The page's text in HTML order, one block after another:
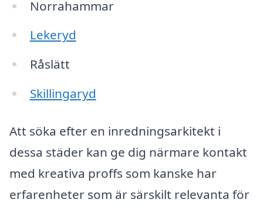
Norrahammar
Lekeryd
Råslätt
Skillingaryd
Att söka efter en inredningsarkitekt i
dessa städer kan ge dig närmare kontakt
med kreativa proffs som kanske har
erfarenheter som är särskilt relevanta för